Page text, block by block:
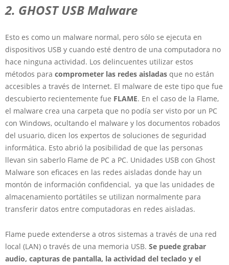
2. GHOST USB Malware
Esto es como un malware normal, pero sólo se ejecuta en
dispositivos USB y cuando esté dentro de una computadora no
hace ninguna actividad. Los delincuentes utilizar estos
métodos para comprometer las redes aisladas que no están
accesibles a través de Internet. El malware de este tipo que fue
descubierto recientemente fue FLAME. En el caso de la Flame,
el malware crea una carpeta que no podía ser visto por un PC
con Windows, ocultando el malware y los documentos robados
del usuario, dicen los expertos de soluciones de seguridad
informática. Esto abrió la posibilidad de que las personas
llevan sin saberlo Flame de PC a PC. Unidades USB con Ghost
Malware son eficaces en las redes aisladas donde hay un
montón de información confidencial, ya que las unidades de
almacenamiento portátiles se utilizan normalmente para
transferir datos entre computadoras en redes aisladas.
Flame puede extenderse a otros sistemas a través de una red
local (LAN) o través de una memoria USB. Se puede grabar
audio, capturas de pantalla, la actividad del teclado y el